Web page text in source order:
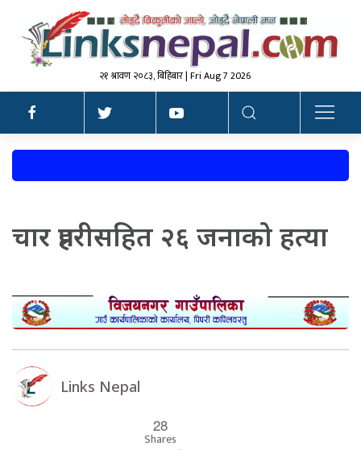
२१ श्रावण २०८३, बिहिबार | Fri Aug 7 2026
चार प्रहरीसहित २६ जनाको हत्या
Links Nepal
28
Shares